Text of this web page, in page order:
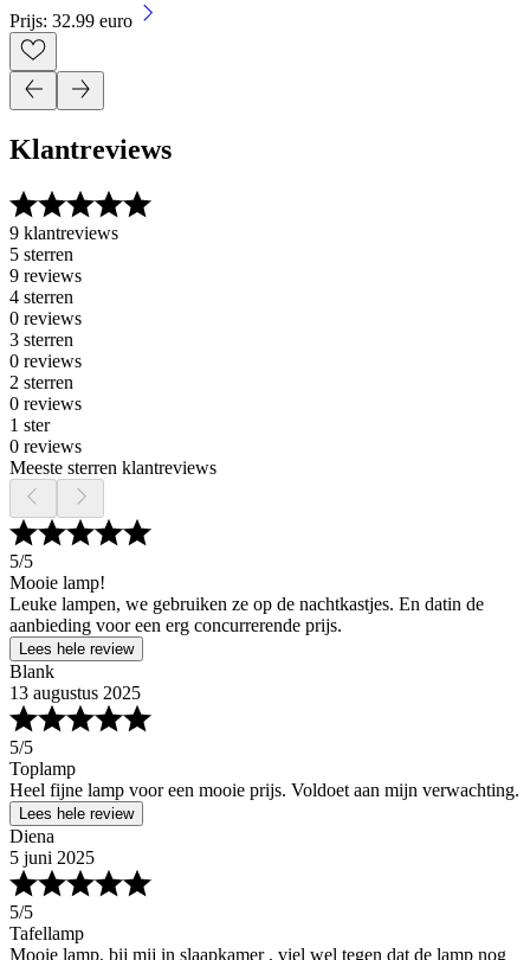
Prijs: 32.99 euro
Klantreviews
9 klantreviews
5 sterren
9 reviews
4 sterren
0 reviews
3 sterren
0 reviews
2 sterren
0 reviews
1 ster
0 reviews
Meeste sterren klantreviews
5/5
Mooie lamp!
Leuke lampen, we gebruiken ze op de nachtkastjes. En datin de
aanbieding voor een erg concurrerende prijs.
Lees hele review
Blank
13 augustus 2025
5/5
Toplamp
Heel fijne lamp voor een mooie prijs. Voldoet aan mijn verwachting.
Lees hele review
Diena
5 juni 2025
5/5
Tafellamp
Mooie lamp, bij mij in slaapkamer , viel wel tegen dat de lamp nog